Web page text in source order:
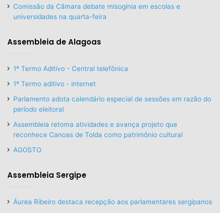
Comissão da Câmara debate misoginia em escolas e
universidades na quarta-feira
Assembleia de Alagoas
1º Termo Aditivo - Central telefônica
1º Termo aditivo - internet
Parlamento adota calendário especial de sessões em razão do
período eleitoral
Assembleia retoma atividades e avança projeto que
reconhece Canoas de Tolda como patrimônio cultural
AGOSTO
Assembleia Sergipe
Áurea Ribeiro destaca recepção aos parlamentares sergipanos